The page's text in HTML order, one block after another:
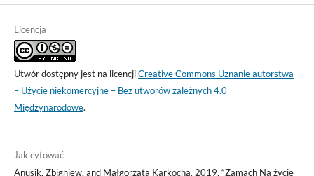
Licencja
Utwór dostępny jest na licencjiCreative Commons Uznanie autorstwa
– Użycie niekomercyjne – Bez utworów zależnych 4.0
Międzynarodowe.
Jak cytować
Anusik, Zbigniew, and Małgorzata Karkocha. 2019. “Zamach Na życie